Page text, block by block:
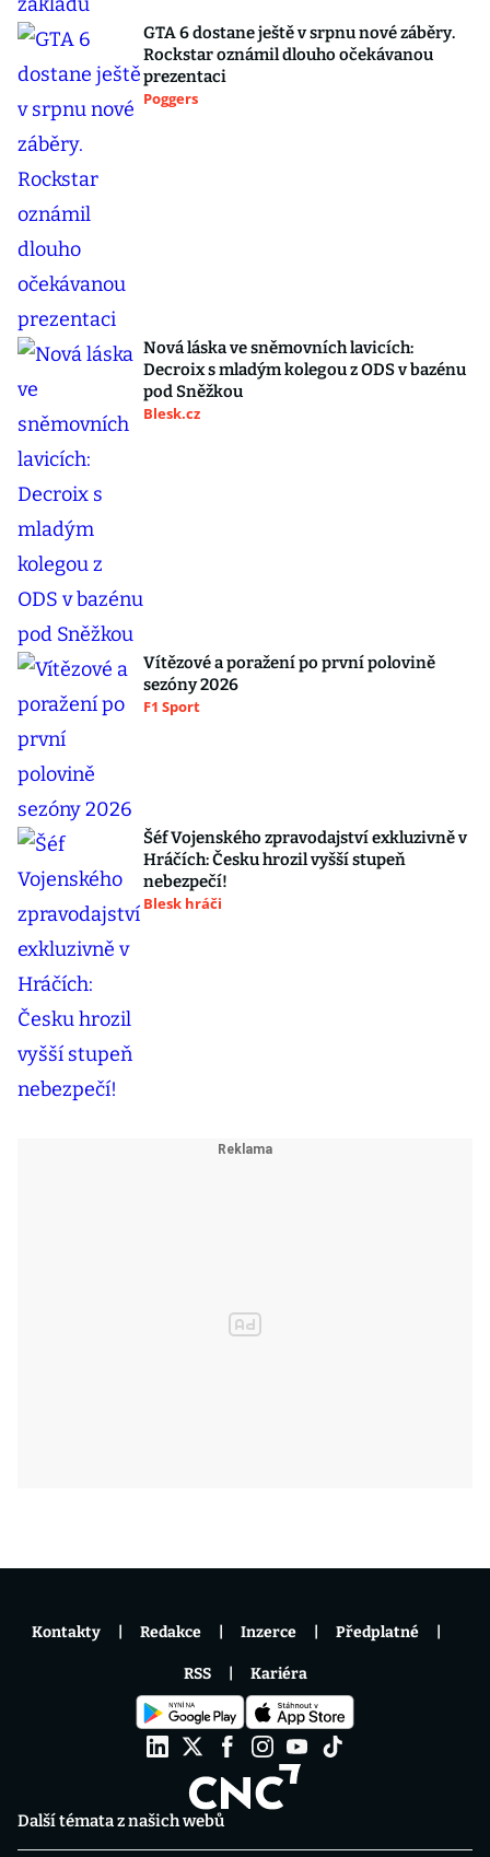
GTA 6 dostane ještě v srpnu nové záběry.
Rockstar oznámil dlouho očekávanou
prezentaci
Poggers
Nová láska ve sněmovních lavicích:
Decroix s mladým kolegou z ODS v bazénu
pod Sněžkou
Blesk.cz
Vítězové a poražení po první polovině
sezóny 2026
F1 Sport
Šéf Vojenského zpravodajství exkluzivně v
Hráčích: Česku hrozil vyšší stupeň
nebezpečí!
Blesk hráči
Další témata z našich webů
Kontakty Redakce Inzerce Předplatné
RSS Kariéra